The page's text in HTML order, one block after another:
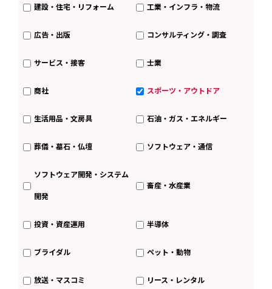
建設・住宅・リフォーム 工業・インフラ・物流
広告・出版 コンサルティング・調査
サービス・接客 士業
商社 スポーツ・アウトドア
生活用品・文房具 石油・ガス・エネルギー
葬儀・墓石・仏壇 ソフトウェア・通信
ソフトウェア開発・システム
開発
畜産・水産業
投資・資産運用 半導体
ブライダル ペット・動物
放送・マスコミ リース・レンタル